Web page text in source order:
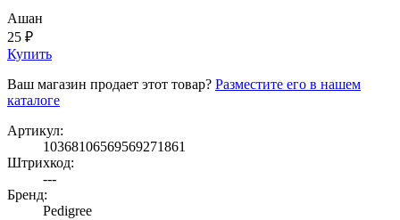
Ашан
25 ₽
Купить
Ваш магазин продает этот товар? Разместите его в нашем
каталоге
Артикул:
10368106569569271861
Штрихкод:
---
Бренд:
Pedigree